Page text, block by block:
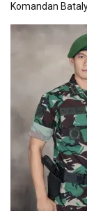
Komandan